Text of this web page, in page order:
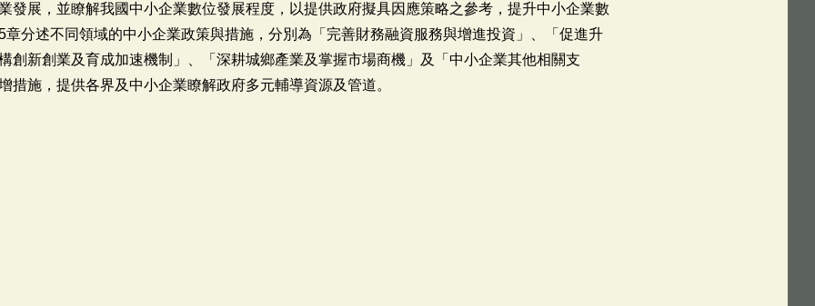
發展，並瞭解我國中小企業數位發展程度，以提供政府擬具因應策略之參考，提升中小企業數
分述不同領域的中小企業政策與措施，分別為「完善財務融資服務與增進投資」、「促進升
創新創業及育成加速機制」、「深耕城鄉產業及掌握市場商機」及「中小企業其他相關支
措施，提供各界及中小企業瞭解政府多元輔導資源及管道。